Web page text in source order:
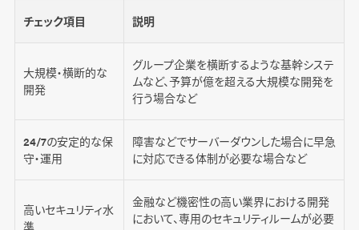
チェック項目 説明
大規模・横断的な
開発
グループ企業を横断するような基幹システ
ムなど、予算が億を超える大規模な開発を
行う場合など
24/7の安定的な保
守・運用
障害などでサーバーダウンした場合に早急
に対応できる体制が必要な場合など
高いセキュリティ水
準
金融など機密性の高い業界における開発
において、専用のセキュリティルームが必要